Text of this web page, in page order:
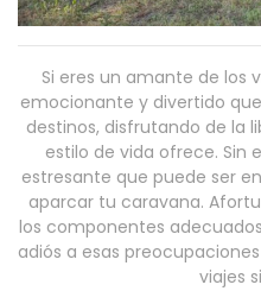
Si eres un amante de los
emocionante y divertido
destinos, disfrutando de la
estilo de vida ofrece. Sin
estresante que puede ser
aparcar tu caravana.
los componentes
adiós a esas
viajes